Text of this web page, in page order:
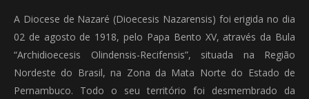
A Diocese de Nazaré (Dioecesis Nazarensis) foi erigida no dia
02 de agosto de 1918, pelo Papa Bento XV, através da Bula
“Archidioecesis Olindensis-Recifensis”, situada na Região
Nordeste do Brasil, na Zona da Mata Norte do Estado de
Pernambuco. Todo o seu território foi desmembrado da